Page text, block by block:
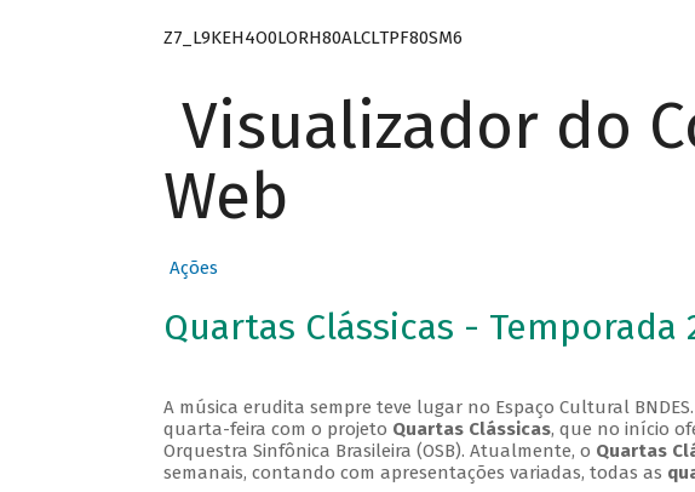
Z7_L9KEH4O0LORH80ALCLTPF80SM6
Visualizador do
Web
Ações
Quartas Clássicas - Temporada
A música erudita sempre teve lugar no Espaço Cultural
quarta-feira com o projeto Quartas Clássicas, que no início
Orquestra Sinfônica Brasileira (OSB). Atualmente, o Quartas
semanais, contando com apresentações variadas, todas as